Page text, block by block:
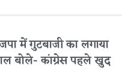
में गुटबाजी का लगाया
बोले- कांग्रेस पहले खुद